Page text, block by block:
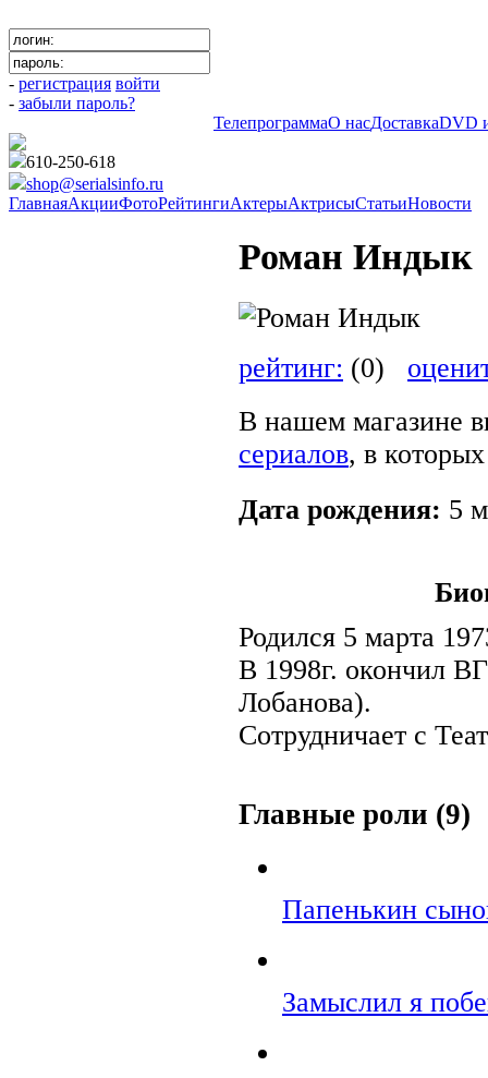
- регистрация войти
- забыли пароль?
ТелепрограммаО насДоставкаDVD
610-250-618
shop@serialsinfo.ru
ГлавнаяАкцииФотоРейтингиАктерыАктрисыСтатьиНовости
Роман Индык
рейтинг: (0)
В нашем магазине
сериалов, в
Дата рождения: 5
Родился 5 марта
В 1998г. окончил
Лобанова).
Сотрудничает с
Главные роли (9)
Папенькин
Замыслил я